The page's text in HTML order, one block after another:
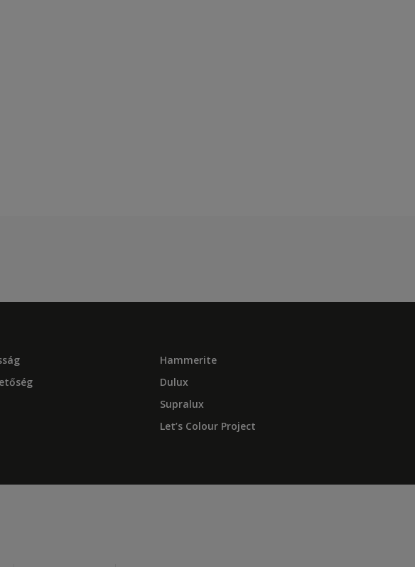
Hammerite
Dulux
Supralux
Let’s Colour Project